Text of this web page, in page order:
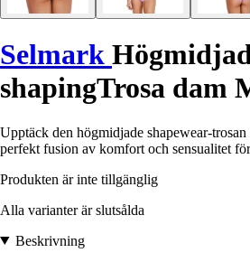
Selmark
shapingTrosa dam
Upptäck den högmidjade shapewear-
perfekt fusion av komfort och sensualitet
Produkten är inte tillgänglig
Alla varianter är slutsålda
Beskrivning